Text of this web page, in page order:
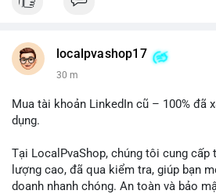
localpvashop17
30 m
Mua tài khoản LinkedIn cũ – 100% đã
dụng.
Tại LocalPvaShop, chúng tôi cung
lượng cao, đã qua kiểm tra, giúp bạn
doanh nhanh chóng. An toàn và bảo